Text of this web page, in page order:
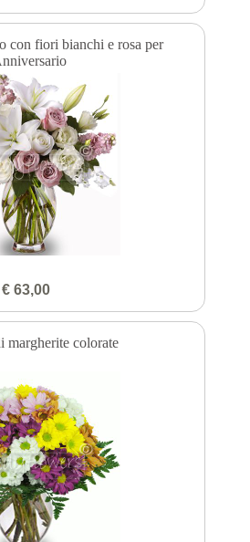
con fiori bianchi e rosa per
€ 63,00
margherite colorate